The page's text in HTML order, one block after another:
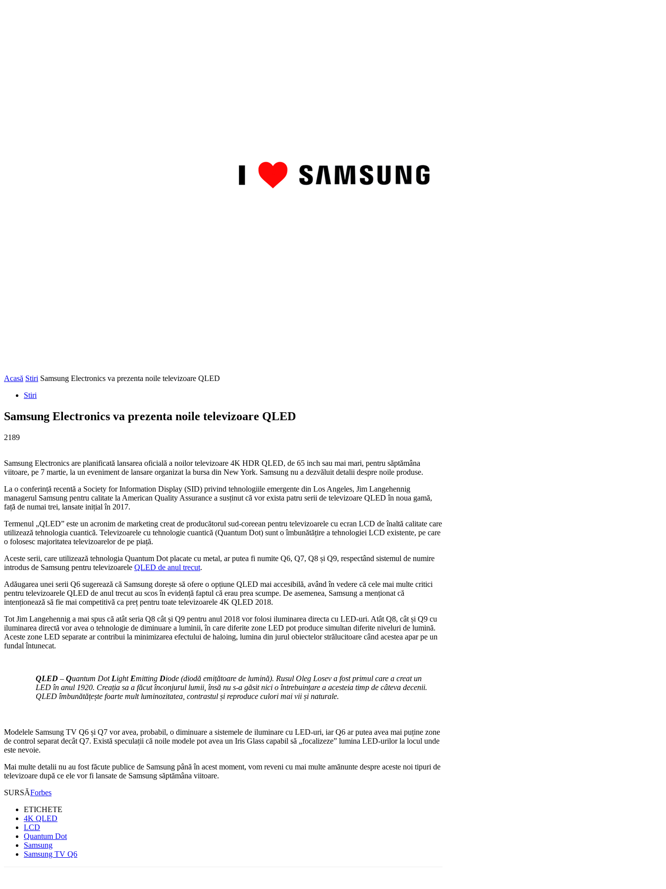
Acasă Stiri Samsung Electronics va prezenta noile televizoare QLED
Stiri
Samsung Electronics va prezenta noile televizoare QLED
2189
Samsung Electronics are planificată lansarea oficială a noilor televizoare 4K HDR QLED, de 65 inch sau mai mari, pentru săptămâna
viitoare, pe 7 martie, la un eveniment de lansare organizat la bursa din New York. Samsung nu a dezvăluit detalii despre noile produse.
La o conferință recentă a Society for Information Display (SID) privind tehnologiile emergente din Los Angeles, Jim Langehennig
managerul Samsung pentru calitate la American Quality Assurance a susținut că vor exista patru serii de televizoare QLED în noua gamă,
față de numai trei, lansate inițial în 2017.
Termenul „QLED” este un acronim de marketing creat de producătorul sud-coreean pentru televizoarele cu ecran LCD de înaltă calitate care
utilizează tehnologia cuantică. Televizoarele cu tehnologie cuantică (Quantum Dot) sunt o îmbunătățire a tehnologiei LCD existente, pe care
o folosesc majoritatea televizoarelor de pe piață.
Aceste serii, care utilizează tehnologia Quantum Dot placate cu metal, ar putea fi numite Q6, Q7, Q8 și Q9, respectând sistemul de numire
introdus de Samsung pentru televizoarele QLED de anul trecut.
Adăugarea unei serii Q6 sugerează că Samsung dorește să ofere o opțiune QLED mai accesibilă, având în vedere că cele mai multe critici
pentru televizoarele QLED de anul trecut au scos în evidență faptul că erau prea scumpe. De asemenea, Samsung a menționat că
intenționează să fie mai competitivă ca preț pentru toate televizoarele 4K QLED 2018.
Tot Jim Langehennig a mai spus că atât seria Q8 cât și Q9 pentru anul 2018 vor folosi iluminarea directa cu LED-uri. Atât Q8, cât și Q9 cu
iluminarea directă vor avea o tehnologie de diminuare a luminii, în care diferite zone LED pot produce simultan diferite niveluri de lumină.
Aceste zone LED separate ar contribui la minimizarea efectului de haloing, lumina din jurul obiectelor strălucitoare când acestea apar pe un
fundal întunecat.
QLED – Quantum Dot Light Emitting Diode (diodă emițătoare de lumină). Rusul Oleg Losev a fost primul care a creat un
LED în anul 1920. Creația sa a făcut înconjurul lumii, însă nu s-a găsit nici o întrebuințare a acesteia timp de câteva decenii.
QLED îmbunătățește foarte mult luminozitatea, contrastul și reproduce culori mai vii și naturale.
Modelele Samsung TV Q6 și Q7 vor avea, probabil, o diminuare a sistemele de iluminare cu LED-uri, iar Q6 ar putea avea mai puține zone
de control separat decât Q7. Există speculații că noile modele pot avea un Iris Glass capabil să „focalizeze” lumina LED-urilor la locul unde
este nevoie.
Mai multe detalii nu au fost făcute publice de Samsung până în acest moment, vom reveni cu mai multe amănunte despre aceste noi tipuri de
televizoare după ce ele vor fi lansate de Samsung săptămâna viitoare.
SURSĂForbes
ETICHETE
4K QLED
LCD
Quantum Dot
Samsung
Samsung TV Q6